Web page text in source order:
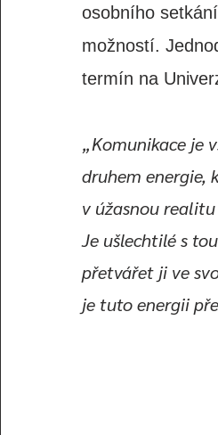
osobního setk
možností.
termín na
„Komunikace je
druhem energie,
v úžasnou
Je ušlechtilé s
přetvářet ji ve
je tuto energii